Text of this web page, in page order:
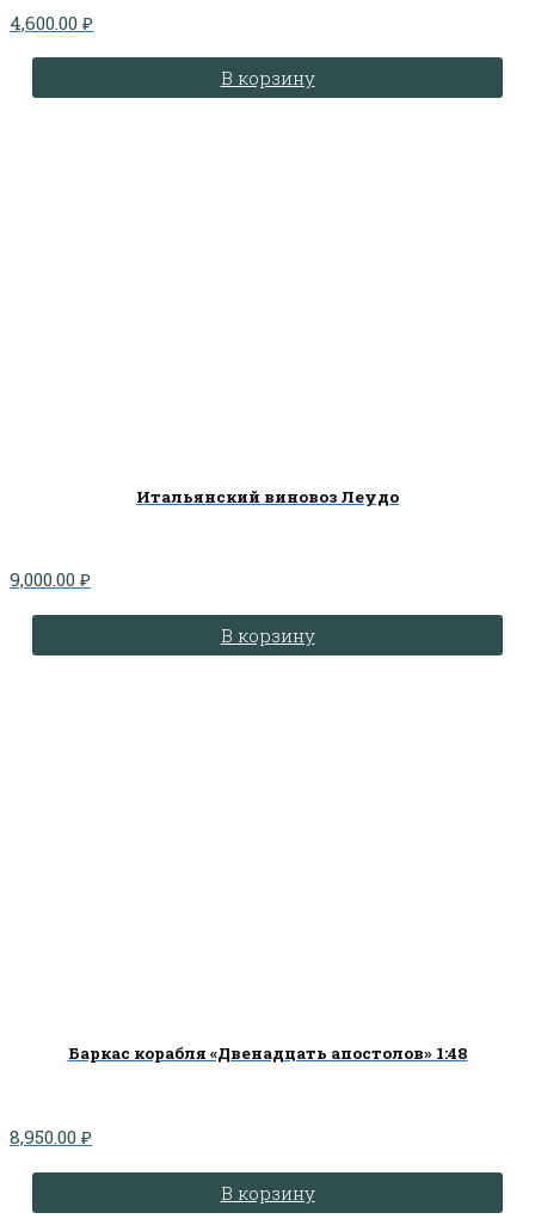
4,600.00 ₽
В корзину
Итальянский виновоз Леудо
9,000.00 ₽
В корзину
Баркас корабля «Двенадцать апостолов» 1:48
8,950.00 ₽
В корзину